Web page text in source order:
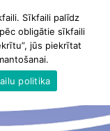
Sīkfaili palīdz
obligātie sīkfaili
jūs piekrītat
politika